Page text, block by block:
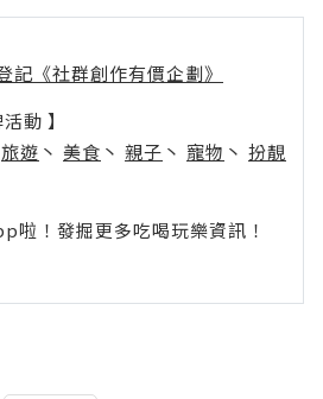
記《社群創作有價企劃》
動 】
旅遊 丶 美食 丶 親子 丶 寵物 丶 扮靚
！發掘更多吃喝玩樂資訊！